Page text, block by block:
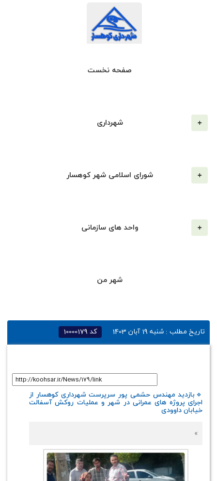
صفحه نخست
شهرداری
شورای اسلامی شهر کوهسار
واحد های سازمانی
شهر من
تاریخ مطلب : شنبه 19 آبان 1403 کد 10000179
🔹️بازدید مهندس حشمی پور سرپرست شهرداری کوهسار از
اجرای پروژه های عمرانی در شهر و عملیات روکش آسفالت
خیابان داوودی
»